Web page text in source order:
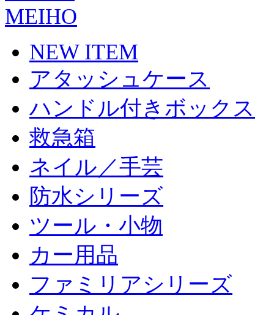
NEW ITEM
アタッシュケース
ハンドル付きボックス
救急箱
ネイル／手芸
防水シリーズ
ツール・小物
カー用品
ファミリアシリーズ